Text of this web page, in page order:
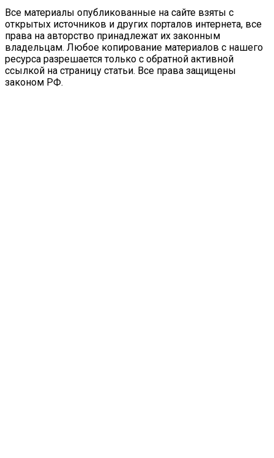
Все материалы опубликованные на сайте взяты с
открытых источников и других порталов интернета, все
права на авторство принадлежат их законным
владельцам. Любое копирование материалов с нашего
ресурса разрешается только с обратной активной
ссылкой на страницу статьи. Все права защищены
законом РФ.